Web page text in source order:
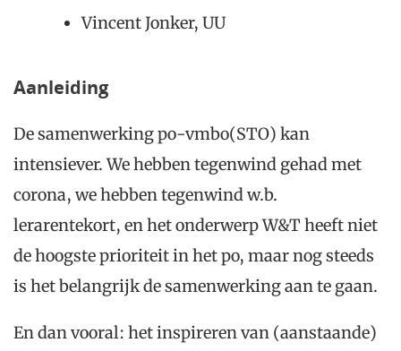
Vincent Jonker, UU
Aanleiding
De samenwerking po-vmbo(STO) kan
intensiever. We hebben tegenwind gehad met
corona, we hebben tegenwind w.b.
lerarentekort, en het onderwerp W&T heeft niet
de hoogste prioriteit in het po, maar nog steeds
is het belangrijk de samenwerking aan te gaan.
En dan vooral: het inspireren van (aanstaande)